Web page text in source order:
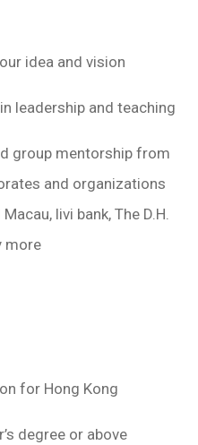
idea and vision
leadership and teaching
group mentorship from
and organizations
livi bank, The D.H.
more
for Hong Kong
degree or above